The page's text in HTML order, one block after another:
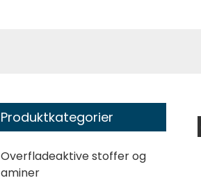
Produktkategorier
Overfladeaktive stoffer og
aminer